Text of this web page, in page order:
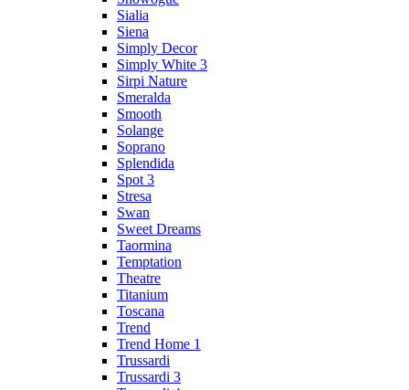
Sialia
Siena
Simply Decor
Simply White 3
Sirpi Nature
Smeralda
Smooth
Solange
Soprano
Splendida
Spot 3
Stresa
Swan
Sweet Dreams
Taormina
Temptation
Theatre
Titanium
Toscana
Trend
Trend Home 1
Trussardi
Trussardi 3